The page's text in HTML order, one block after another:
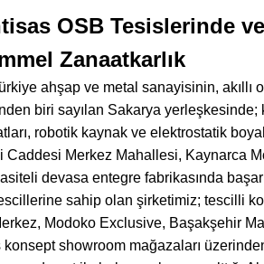
OSB Tesislerinde
Zanaatkarlık
ahşap ve metal sanayisinin, akıllı
biri sayılan Sakarya
robotik kaynak ve elektrostatik
Caddesi Merkez Mahallesi, Kaynarca
devasa entegre fabrikasında
sahip olan şirketimiz; tescilli
Modoko Exclusive, Başakşehir
showroom mağazaları